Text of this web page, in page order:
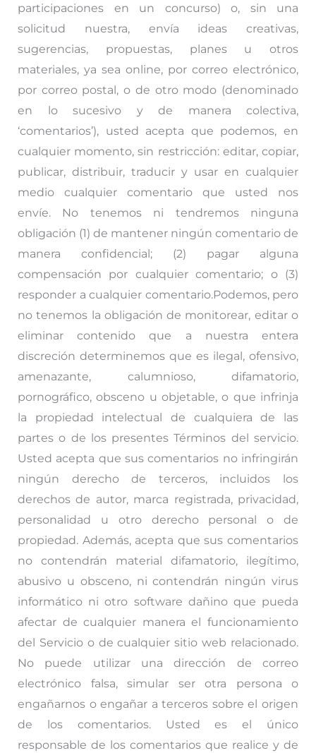
participaciones en un concurso) o, sin una
solicitud nuestra, envía ideas creativas,
sugerencias, propuestas, planes u otros
materiales, ya sea online, por correo electrónico,
por correo postal, o de otro modo (denominado
en lo sucesivo y de manera colectiva,
‘comentarios’), usted acepta que podemos, en
cualquier momento, sin restricción: editar, copiar,
publicar, distribuir, traducir y usar en cualquier
medio cualquier comentario que usted nos
envíe. No tenemos ni tendremos ninguna
obligación (1) de mantener ningún comentario de
manera confidencial; (2) pagar alguna
compensación por cualquier comentario; o (3)
responder a cualquier comentario.Podemos, pero
no tenemos la obligación de monitorear, editar o
eliminar contenido que a nuestra entera
discreción determinemos que es ilegal, ofensivo,
amenazante, calumnioso, difamatorio,
pornográfico, obsceno u objetable, o que infrinja
la propiedad intelectual de cualquiera de las
partes o de los presentes Términos del servicio.
Usted acepta que sus comentarios no infringirán
ningún derecho de terceros, incluidos los
derechos de autor, marca registrada, privacidad,
personalidad u otro derecho personal o de
propiedad. Además, acepta que sus comentarios
no contendrán material difamatorio, ilegítimo,
abusivo u obsceno, ni contendrán ningún virus
informático ni otro software dañino que pueda
afectar de cualquier manera el funcionamiento
del Servicio o de cualquier sitio web relacionado.
No puede utilizar una dirección de correo
electrónico falsa, simular ser otra persona o
engañarnos o engañar a terceros sobre el origen
de los comentarios. Usted es el único
responsable de los comentarios que realice y de